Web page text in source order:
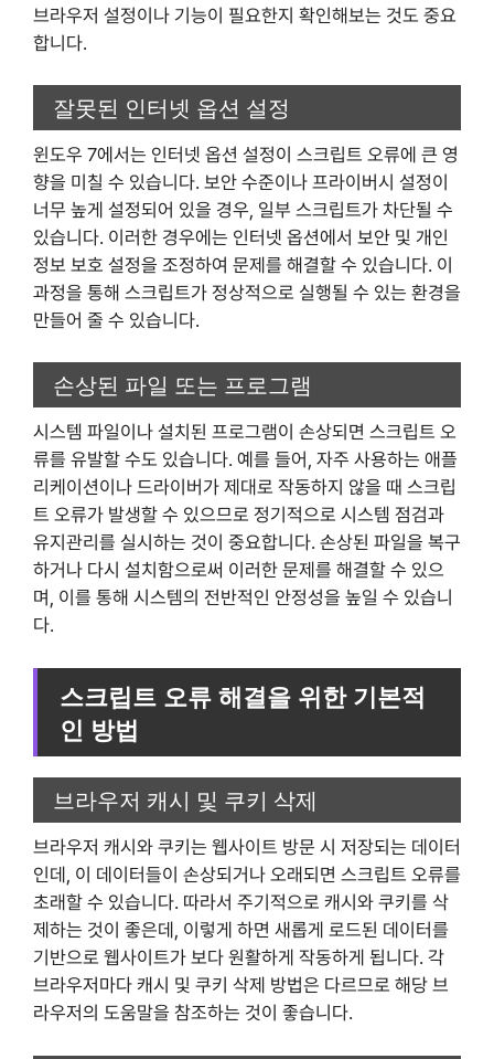
브라우저 설정이나 기능이 필요한지 확인해보는 것도 중요
합니다.
잘못된 인터넷 옵션 설정
윈도우 7에서는 인터넷 옵션 설정이 스크립트 오류에 큰 영
향을 미칠 수 있습니다. 보안 수준이나 프라이버시 설정이
너무 높게 설정되어 있을 경우, 일부 스크립트가 차단될 수
있습니다. 이러한 경우에는 인터넷 옵션에서 보안 및 개인
정보 보호 설정을 조정하여 문제를 해결할 수 있습니다. 이
과정을 통해 스크립트가 정상적으로 실행될 수 있는 환경을
만들어 줄 수 있습니다.
손상된 파일 또는 프로그램
시스템 파일이나 설치된 프로그램이 손상되면 스크립트 오
류를 유발할 수도 있습니다. 예를 들어, 자주 사용하는 애플
리케이션이나 드라이버가 제대로 작동하지 않을 때 스크립
트 오류가 발생할 수 있으므로 정기적으로 시스템 점검과
유지관리를 실시하는 것이 중요합니다. 손상된 파일을 복구
하거나 다시 설치함으로써 이러한 문제를 해결할 수 있으
며, 이를 통해 시스템의 전반적인 안정성을 높일 수 있습니
다.
스크립트 오류 해결을 위한 기본적
인 방법
브라우저 캐시 및 쿠키 삭제
브라우저 캐시와 쿠키는 웹사이트 방문 시 저장되는 데이터
인데, 이 데이터들이 손상되거나 오래되면 스크립트 오류를
초래할 수 있습니다. 따라서 주기적으로 캐시와 쿠키를 삭
제하는 것이 좋은데, 이렇게 하면 새롭게 로드된 데이터를
기반으로 웹사이트가 보다 원활하게 작동하게 됩니다. 각
브라우저마다 캐시 및 쿠키 삭제 방법은 다르므로 해당 브
라우저의 도움말을 참조하는 것이 좋습니다.